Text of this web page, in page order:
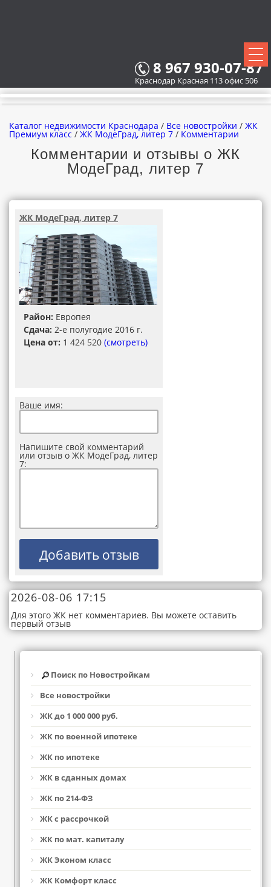
8 967 930-07-87
Краснодар Красная 113 офис 506
ВСЕ НОВОСТРОЙКИ
КАРТА НОВОСТРОЕК
ЗАСТРОЙЩИКИ
ВСЕ КОТТЕДЖНЫЕ ПОСЕЛКИ
Каталог недвижимости Краснодара / Все новостройки / ЖК
Премиум класс / ЖК МодеГрад, литер 7 / Комментарии
Комментарии и отзывы о ЖК
МодеГрад, литер 7
ЖК МодеГрад, литер 7
Район: Европея
Сдача: 2-е полугодие 2016 г.
Цена от: 1 424 520 (смотреть)
Ваше имя:
Напишите свой комментарий
или отзыв о ЖК МодеГрад, литер
7:
2026-08-06 17:15
Для этого ЖК нет комментариев. Вы можете оставить
первый отзыв
Поиск по Новостройкам
Все новостройки
ЖК до 1 000 000 руб.
ЖК по военной ипотеке
ЖК по ипотеке
ЖК в сданных домах
ЖК по 214-ФЗ
ЖК с рассрочкой
ЖК по мат. капиталу
ЖК Эконом класс
ЖК Комфорт класс